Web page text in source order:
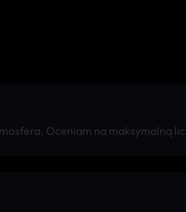
Oceniam na maksymalną